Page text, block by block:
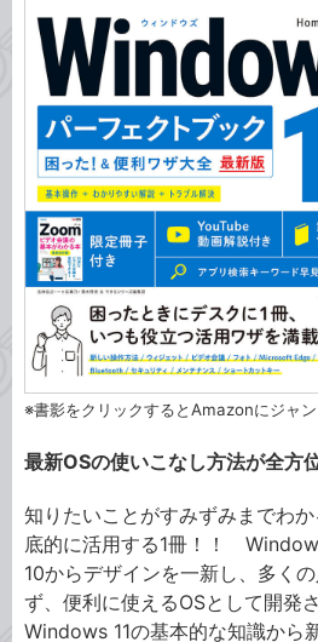
※書影をクリックするとAmazonにジャ
最新OSの使いこなし方法が全方
知りたいことがすみずみまでわ
底的に活用する1冊！！
10からデザインを一新し、多く
ず、便利に使えるOSとして開発
Windows 11の基本的な知識から